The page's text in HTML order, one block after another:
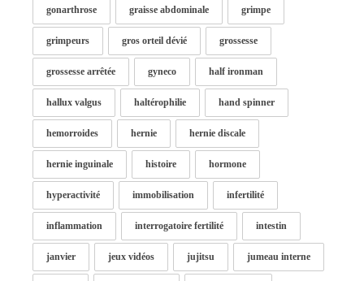
gonarthrose graisse abdominale grimpe
grimpeurs gros orteil dévié grossesse
grossesse arrêtée gyneco half ironman
hallux valgus haltérophilie hand spinner
hemorroides hernie hernie discale
hernie inguinale histoire hormone
hyperactivité immobilisation infertilité
inflammation interrogatoire fertilité intestin
janvier jeux vidéos jujitsu jumeau interne